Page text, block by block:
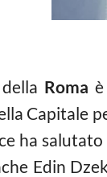
Roma
Capitale
ha
Edin